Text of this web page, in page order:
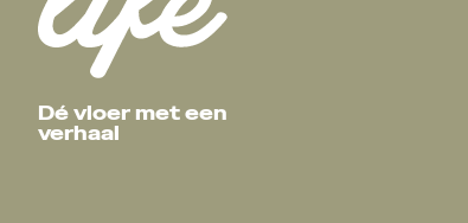
Dé vloer met een
verhaal